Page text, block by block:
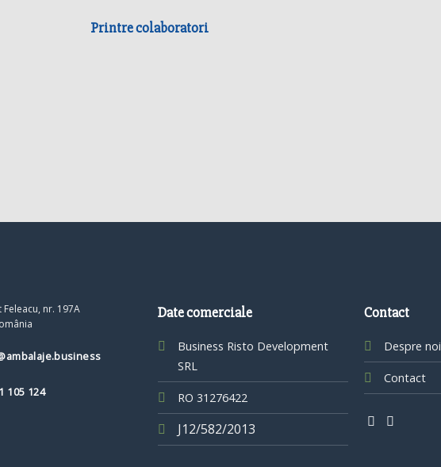
Printre colaboratori
Feleacu, nr. 197A
105 124
Date comerciale
Business Risto Development
SRL
RO 31276422
J12/582/2013
Contact
Despre noi
Contact